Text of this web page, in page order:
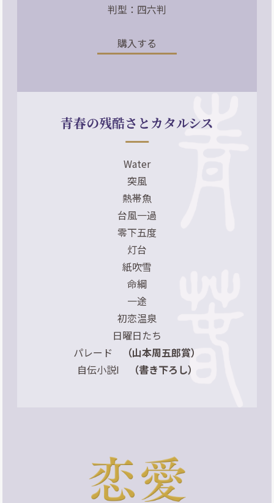
判型：四六判
購入する
青春の残酷さとカタルシス
Water
突風
熱帯魚
台風一過
零下五度
灯台
紙吹雪
命綱
一途
初恋温泉
日曜日たち
パレード
（山本周五郎賞）
自伝小説I
（書き下ろし）